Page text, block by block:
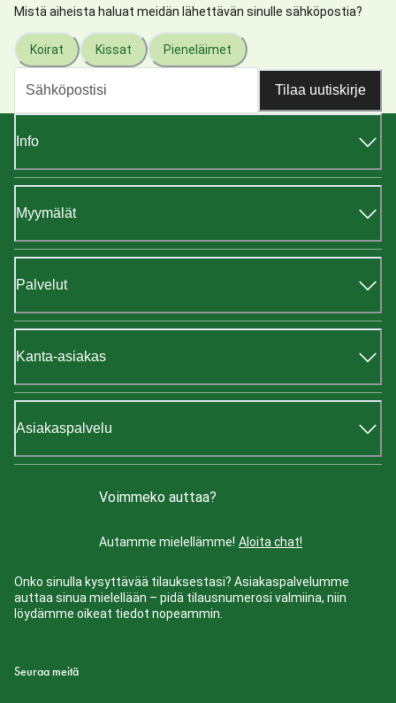
Mistä aiheista haluat meidän lähettävän sinulle sähköpostia?
Koirat Kissat Pieneläimet
Tilaa uutiskirje
Info
Myymälät
Palvelut
Kanta-asiakas
Asiakaspalvelu
Voimmeko auttaa?
Autamme mielellämme! Aloita chat!
Onko sinulla kysyttävää tilauksestasi? Asiakaspalvelumme
auttaa sinua mielellään – pidä tilausnumerosi valmiina, niin
löydämme oikeat tiedot nopeammin.
Seuraa meitä